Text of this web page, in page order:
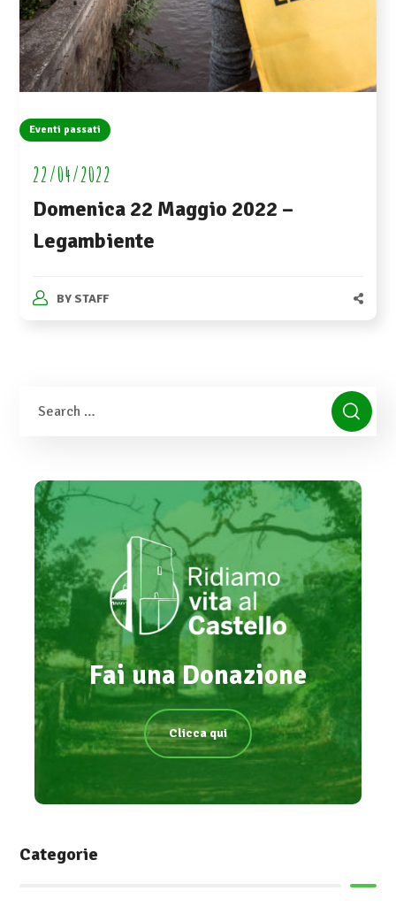
Eventi passati
22/04/2022
Domenica 22 Maggio 2022 –
Legambiente
BY STAFF
Fai una Donazione
Clicca qui
Categorie